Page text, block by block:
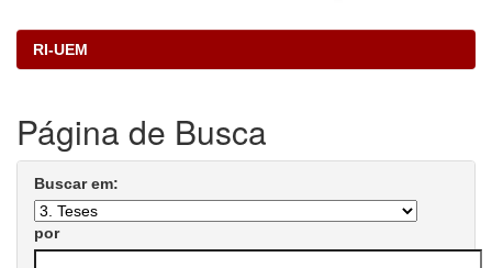
RI-UEM
Página de Busca
Buscar em:
por